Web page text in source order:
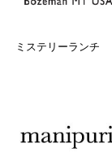
ミステリーランチ